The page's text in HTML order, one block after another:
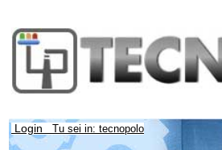
Login Tu sei in: tecnopolo